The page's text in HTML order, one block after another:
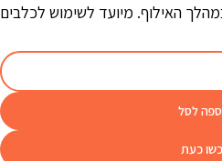
האילוף. מיועד לשימוש לכלבים
לסל
כעת